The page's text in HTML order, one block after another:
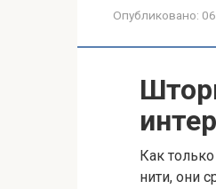
Опубликовано:
Как
нити, они